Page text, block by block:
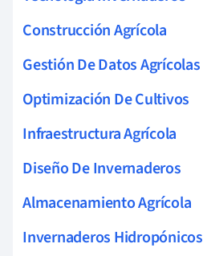
Construcción Agrícola
Gestión De Datos Agrícolas
Optimización De Cultivos
Infraestructura Agrícola
Diseño De Invernaderos
Almacenamiento Agrícola
Invernaderos Hidropónicos